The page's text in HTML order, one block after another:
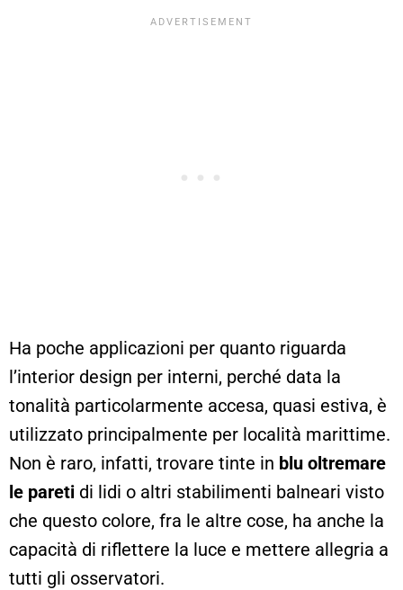
Ha poche applicazioni per quanto riguarda
l’interior design per interni, perché data la
tonalità particolarmente accesa, quasi estiva, è
utilizzato principalmente per località marittime.
Non è raro, infatti, trovare tinte in blu oltremare
le pareti di lidi o altri stabilimenti balneari visto
che questo colore, fra le altre cose, ha anche la
capacità di riflettere la luce e mettere allegria a
tutti gli osservatori.